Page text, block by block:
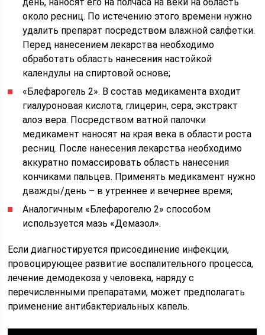
около ресниц. По истечению этого времени нужно
удалить препарат посредством влажной салфетки.
Перед нанесением лекарства необходимо
обработать область нанесения настойкой
календулы на спиртовой основе;
«Блефарогель 2». В состав медикамента входит
гиалуроновая кислота, глицерин, сера, экстракт
алоэ вера. Посредством ватной палочки
медикамент наносят на края века в области роста
ресниц. После нанесения лекарства необходимо
аккуратно помассировать область нанесения
кончиками пальцев. Применять медикамент нужно
дважды/день – в утреннее и вечернее время;
Аналогичным «Блефарогелю 2» способом
используется мазь «Демазол».
Если диагностируется присоединение инфекции,
провоцирующее развитие воспалительного процесса,
лечение демодекоза у человека, наряду с
перечисленными препаратами, может предполагать
применение антибактериальных капель.